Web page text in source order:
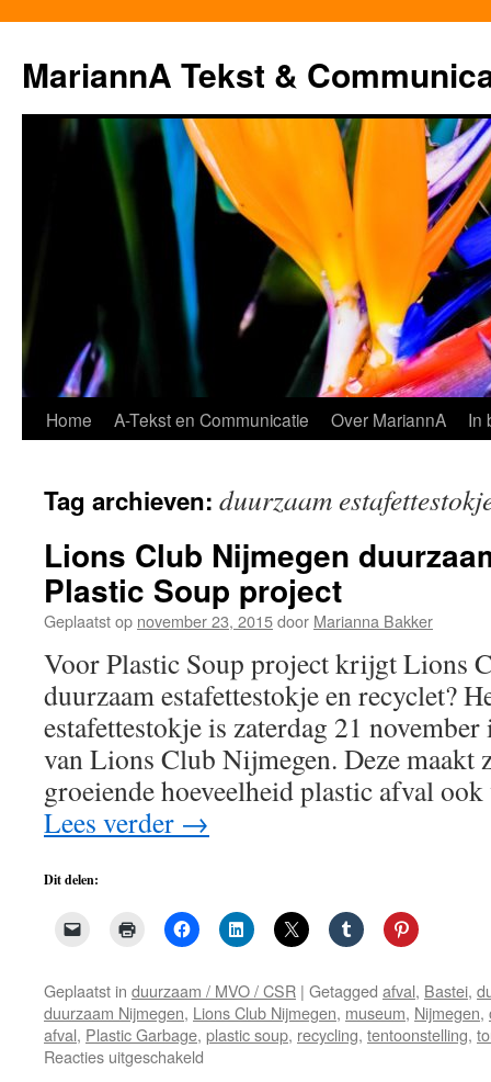
MariannA Tekst &
Ga
de
inhoud
Home A-Tekst en Communicatie Over MariannA In
Tag archieven: duurzaam
Lions Club Nijmegen
Plastic Soup project
Geplaatst op november 23, 2015door Marianna Bakker
Voor Plastic Soup project krijgt Lions
duurzaam estafettestokje en recyclet?
estafettestokje is zaterdag 21
van Lions Club Nijmegen. Deze maakt
groeiende hoeveelheid plastic afval
Lees verder →
Dit delen:
Geplaatst in duurzaam / MVO / CSR | Getagged afval, Bastei,
duurzaam Nijmegen, Lions Club Nijmegen, museum, Nijmegen,
afval, Plastic Garbage, plastic soup, recycling, tentoonstelling,
Reacties uitgeschakeld